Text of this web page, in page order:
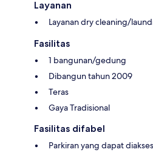
Layanan
Layanan dry cleaning/
Fasilitas
1 bangunan/gedung
Dibangun tahun 2009
Teras
Gaya Tradisional
Fasilitas difabel
Parkiran yang dapat